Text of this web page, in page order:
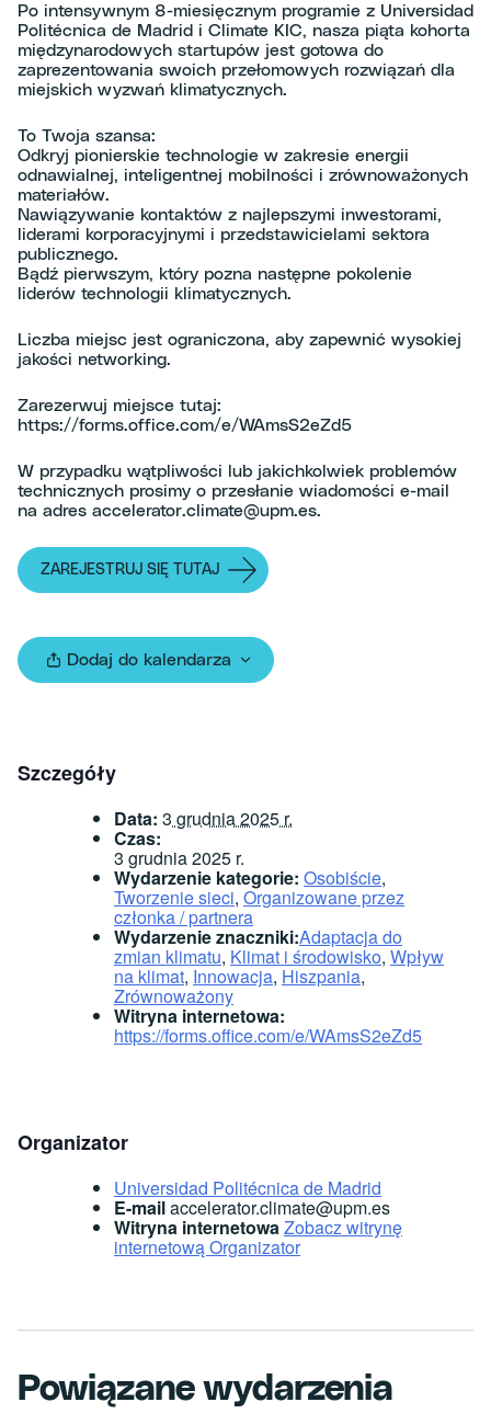
Po intensywnym 8-miesięcznym programie z Universidad
Politécnica de Madrid i Climate KIC, nasza piąta kohorta
międzynarodowych startupów jest gotowa do
zaprezentowania swoich przełomowych rozwiązań dla
miejskich wyzwań klimatycznych.
To Twoja szansa:
Odkryj pionierskie technologie w zakresie energii
odnawialnej, inteligentnej mobilności i zrównoważonych
materiałów.
Nawiązywanie kontaktów z najlepszymi inwestorami,
liderami korporacyjnymi i przedstawicielami sektora
publicznego.
Bądź pierwszym, który pozna następne pokolenie
liderów technologii klimatycznych.
Liczba miejsc jest ograniczona, aby zapewnić wysokiej
jakości networking.
Zarezerwuj miejsce tutaj:
https://forms.office.com/e/WAmsS2eZd5
W przypadku wątpliwości lub jakichkolwiek problemów
technicznych prosimy o przesłanie wiadomości e-mail
na adres accelerator.climate@upm.es.
ZAREJESTRUJ SIĘ TUTAJ
Dodaj do kalendarza
Szczegóły
Data: 3 grudnia 2025 r.
Czas:
3 grudnia 2025 r.
Wydarzenie kategorie: Osobiście,
Tworzenie sieci, Organizowane przez
członka / partnera
Wydarzenie znaczniki:Adaptacja do
zmian klimatu, Klimat i środowisko, Wpływ
na klimat, Innowacja, Hiszpania,
Zrównoważony
Witryna internetowa:
https://forms.office.com/e/WAmsS2eZd5
Organizator
Universidad Politécnica de Madrid
E-mailaccelerator.climate@upm.es
Witryna internetowaZobacz witrynę
internetową Organizator
Powiązane wydarzenia